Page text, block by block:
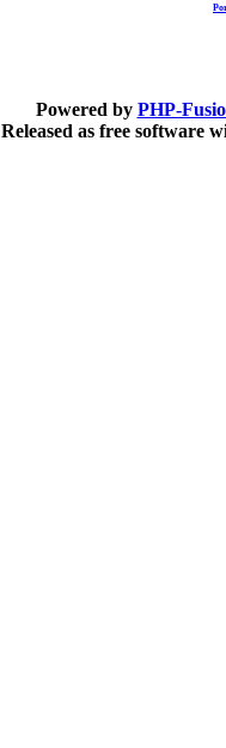
Powered by PHP-
Released as free software